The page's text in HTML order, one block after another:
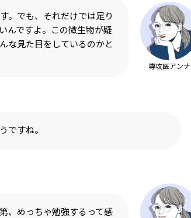
専攻医アンナ
。でも、それだけでは足り
んですよ。この微生物が疑
な見た目をしているのかと
ですね。
、めっちゃ勉強するって感